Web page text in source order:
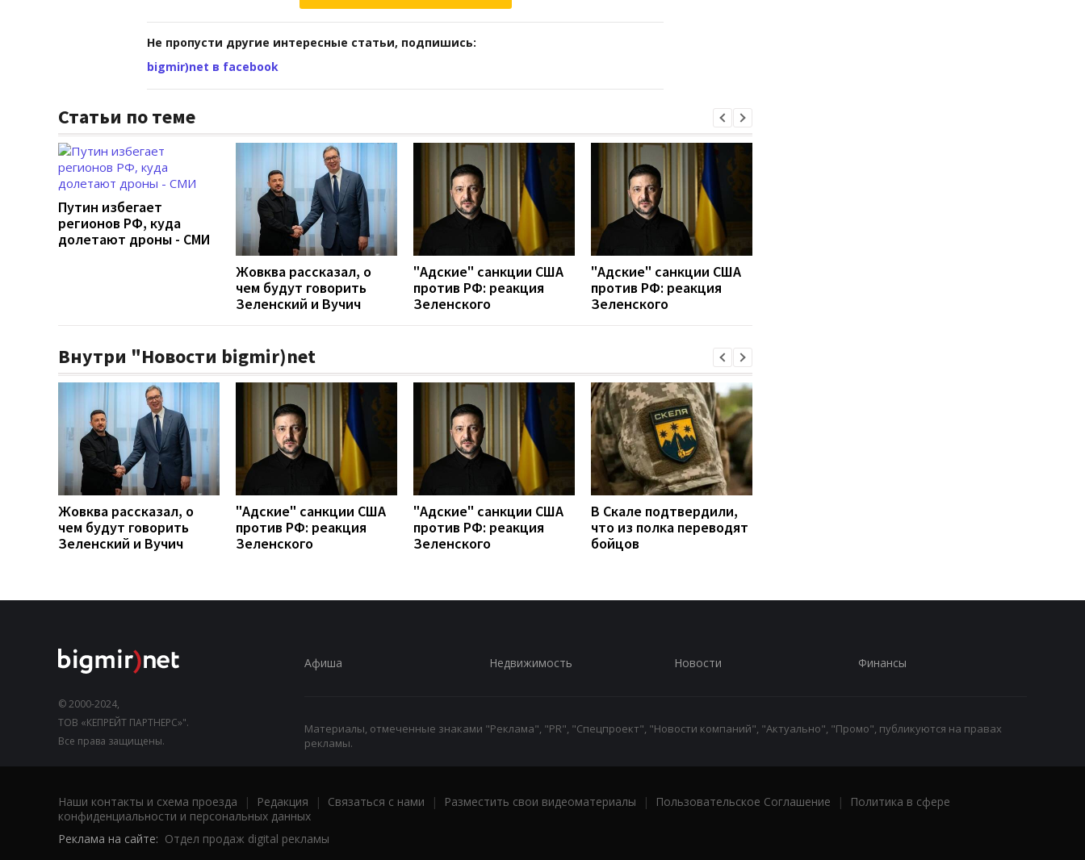
Не пропусти другие интересные статьи, подпишись:
bigmir)net в facebook
Статьи по теме
Путин избегает
регионов РФ, куда
долетают дроны - СМИ
Жовква рассказал, о
чем будут говорить
Зеленский и Вучич
"Адские" санкции США
против РФ: реакция
Зеленского
"Адские" санкции США
против РФ: реакция
Зеленского
Внутри "Новости bigmir)net
Жовква рассказал, о
чем будут говорить
Зеленский и Вучич
"Адские" санкции США
против РФ: реакция
Зеленского
"Адские" санкции США
против РФ: реакция
Зеленского
В Скале подтвердили,
что из полка переводят
бойцов
© 2000-2024,
ТОВ «КЕПРЕЙТ ПАРТНЕРС»".
Все права защищены.
Афиша Недвижимость Новости Финансы
Материалы, отмеченные знаками "Реклама", "PR", "Спецпроект", "Новости компаний", "Актуально", "Промо", публикуются на правах
рекламы.
Наши контакты и схема проезда | Редакция | Связаться с нами | Разместить свои видеоматериалы | Пользовательское Соглашение |
Политика в сфере
конфиденциальности и персональных данных
Реклама на сайте: Отдел продаж digital рекламы